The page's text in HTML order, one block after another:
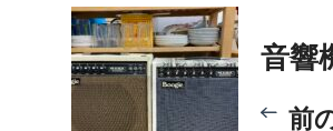
投
稿
音響
前